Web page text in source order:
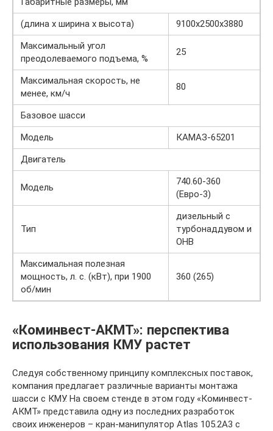
(длина x ширина x высота)
9100x2500x3880
Максимальный угол
преодолеваемого подъема, %
25
Максимальная скорость, не
менее, км/ч
80
Базовое шасси
Модель
КАМАЗ-65201
Двигатель
Модель
740.60-360
(Евро-3)
Тип
дизельный с
турбонаддувом и
ОНВ
Максимальная полезная
мощность, л. с. (кВт), при 1900
об/мин
360 (265)
«Коминвест-АКМТ»: перспектива
использования КМУ растет
Следуя собственному принципу комплексных поставок,
компания предлагает различные варианты монтажа
шасси с КМУ. На своем стенде в этом году «Коминвест-
АКМТ» представила одну из последних разработок
своих инженеров – кран-манипулятор Atlas 105.2А3 с